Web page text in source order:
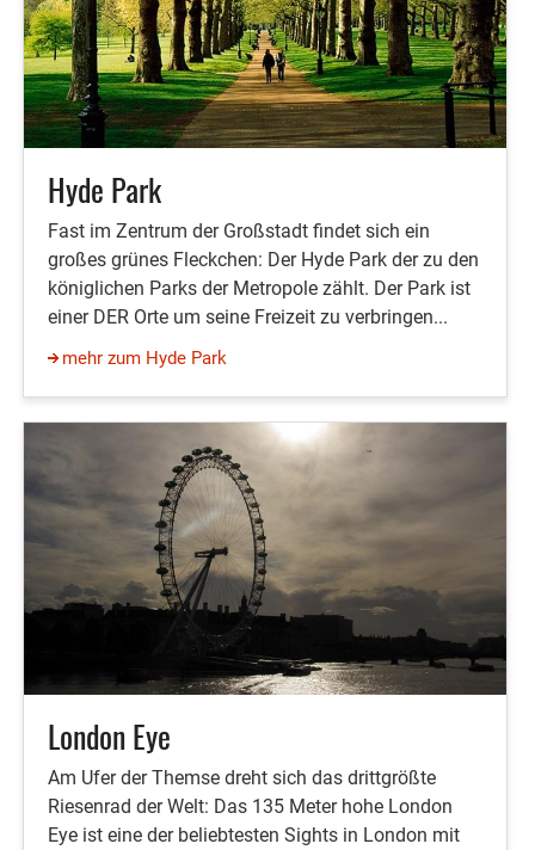
Hyde Park
Fast im Zentrum der Großstadt findet sich ein
großes grünes Fleckchen: Der Hyde Park der zu den
königlichen Parks der Metropole zählt. Der Park ist
einer DER Orte um seine Freizeit zu verbringen...
mehr zum Hyde Park
London Eye
Am Ufer der Themse dreht sich das drittgrößte
Riesenrad der Welt: Das 135 Meter hohe London
Eye ist eine der beliebtesten Sights in London mit